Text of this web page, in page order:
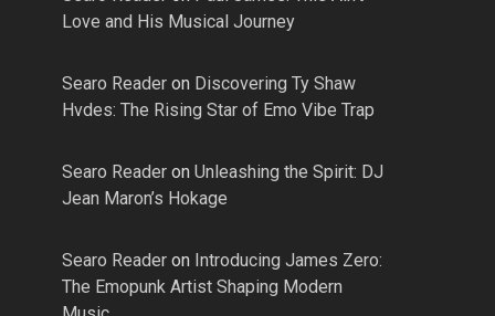
Love and His Musical Journey
Searo Reader on Discovering Ty Shaw
Hvdes: The Rising Star of Emo Vibe Trap
Searo Reader on Unleashing the Spirit: DJ
Jean Maron’s Hokage
Searo Reader on Introducing James Zero:
The Emopunk Artist Shaping Modern